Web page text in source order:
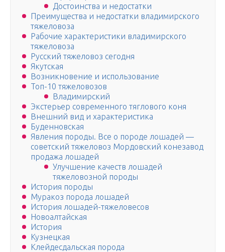
Достоинства и недостатки
Преимущества и недостатки владимирского
тяжеловоза
Рабочие характеристики владимирского
тяжеловоза
Русский тяжеловоз сегодня
Якутская
Возникновение и использование
Топ-10 тяжеловозов
Владимирский
Экстерьер современного тяглового коня
Внешний вид и характеристика
Буденновская
Явления породы. Все о породе лошадей —
советский тяжеловоз Мордовский конезавод
продажа лошадей
Улучшение качеств лошадей
тяжеловозной породы
История породы
Муракоз порода лошадей
История лошадей-тяжеловесов
Новоалтайская
История
Кузнецкая
Клейдесдальская порода